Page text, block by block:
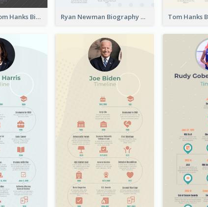
Dark Theme Tom Hanks Biography Timeline Ryan Newman Biography Timeline